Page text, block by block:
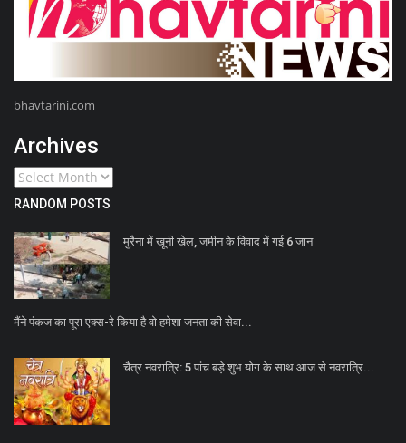
bhavtarini.com
Archives
RANDOM POSTS
मुरैना में खूनी खेल, जमीन के विवाद में गई 6 जान
मैंने पंकज का पूरा एक्स-रे किया है वो हमेशा जनता की सेवा...
चैत्र नवरात्रि: 5 पांच बड़े शुभ योग के साथ आज से नवरात्रि...